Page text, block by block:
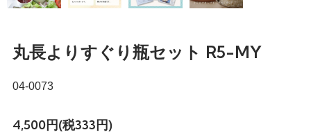
丸長よりすぐり瓶セット R5-MY
04-0073
4,500円(税333円)